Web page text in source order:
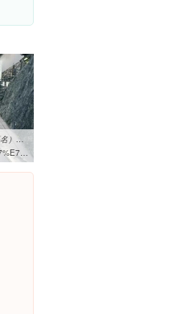
宗祇水（中濃/峡谷・沢・滝・谷等名）の施設情報 | いつもNAVI